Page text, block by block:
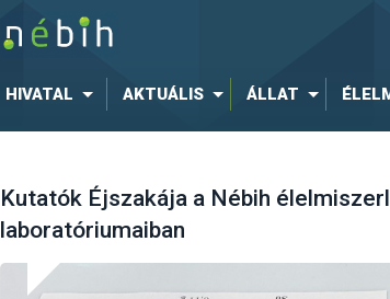
HIVATAL AKTUÁLIS ÁLLAT
Kutatók Éjszakája a Nébih
laboratóriumaiban